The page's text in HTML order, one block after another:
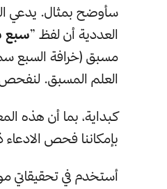
سأوضح بمثال. يدعي
العددية أن لفظ ”سبع
مسبق (خرافة السبع
العلم المسبق.
كبداية، بما أن هذه
بإمكاننا فحص الادعاء
أستخدم في تحقيقاتي